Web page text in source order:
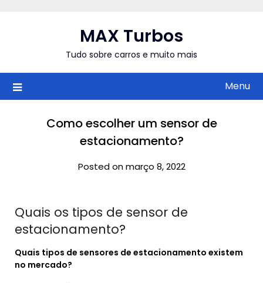
MAX Turbos
Tudo sobre carros e muito mais
Menu
Como escolher um sensor de
estacionamento?
Posted on março 8, 2022
Quais os tipos de sensor de
estacionamento?
Quais tipos de sensores de estacionamento existem
no mercado?